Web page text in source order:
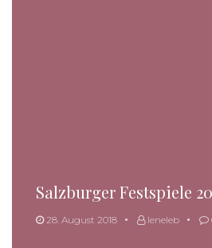
Salzburger Festspiele
28. August 2018 leneleb